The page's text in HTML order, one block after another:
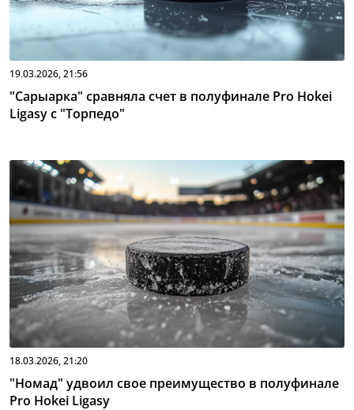
19.03.2026, 21:56
"Сарыарка" сравняла счет в полуфинале Pro Hokei
Ligasy с "Торпедо"
18.03.2026, 21:20
"Номад" удвоил свое преимущество в полуфинале
Pro Hokei Ligasy